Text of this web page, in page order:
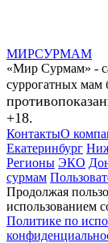
МИРСУРМАМ
«Мир Сурмам» -
суррогатных мам
+18.
КонтактыО
Екатеринбург
Регионы ЭКО
сурмам
Продолжая
использованием
Политике по